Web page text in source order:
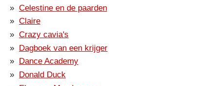
Celestine en de paarden
Claire
Crazy cavia's
Dagboek van een krijger
Dance Academy
Donald Duck